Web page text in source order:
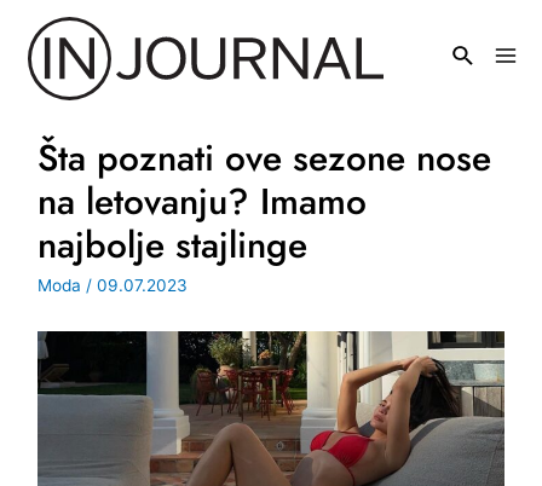
sadržaj
Šta poznati ove sezone nose
na letovanju? Imamo
najbolje stajlinge
Moda /09.07.2023